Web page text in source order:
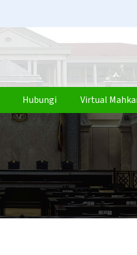
Hubungi Virtual